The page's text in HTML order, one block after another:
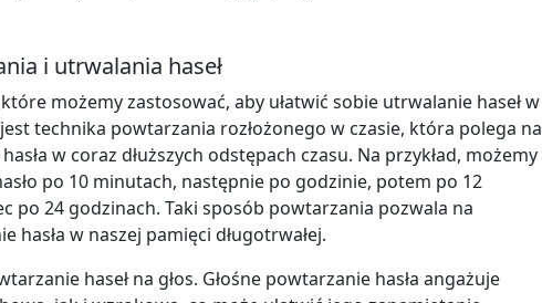
i utrwalania haseł
możemy zastosować, aby ułatwić sobie utrwalanie haseł w
technika powtarzania rozłożonego w czasie, która polega na
w coraz dłuższych odstępach czasu. Na przykład, możemy
po 10 minutach, następnie po godzinie, potem po 12
po 24 godzinach. Taki sposób powtarzania pozwala na
hasła w naszej pamięci długotrwałej.
haseł na głos. Głośne powtarzanie hasła angażuje